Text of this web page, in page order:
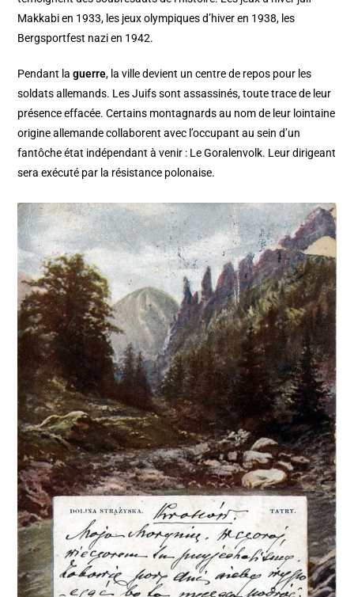
Makkabi en 1933, les jeux olympiques d’hiver en 1938, les
Bergsportfest nazi en 1942.
Pendant laguerre, la ville devient un centre de repos pour les
soldats allemands. Les Juifs sont assassinés, toute trace de leur
présence effacée. Certains montagnards au nom de leur lointaine
origine allemande collaborent avec l’occupant au sein d’un
fantôche état indépendant à venir : Le Goralenvolk. Leur dirigeant
sera exécuté par la résistance polonaise.